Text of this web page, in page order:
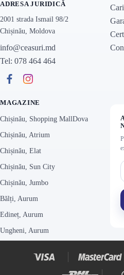
ADRESA JURIDICĂ
2001 strada Ismail 98/2
Chișinău, Moldova
info@ceasuri.md
Tel: 078 464 464
MAGAZINE
Chișinău, Shopping MallDova
Chișinău, Atrium
Chișinău, Elat
Chișinău, Sun City
Chișinău, Jumbo
Bălți, Aurum
Edineț, Aurum
Ungheni, Aurum